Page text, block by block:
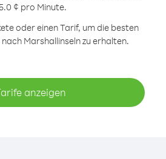
¢ pro Minute.
oder einen Tarif, um die besten
Marshallinseln zu erhalten.
anzeigen